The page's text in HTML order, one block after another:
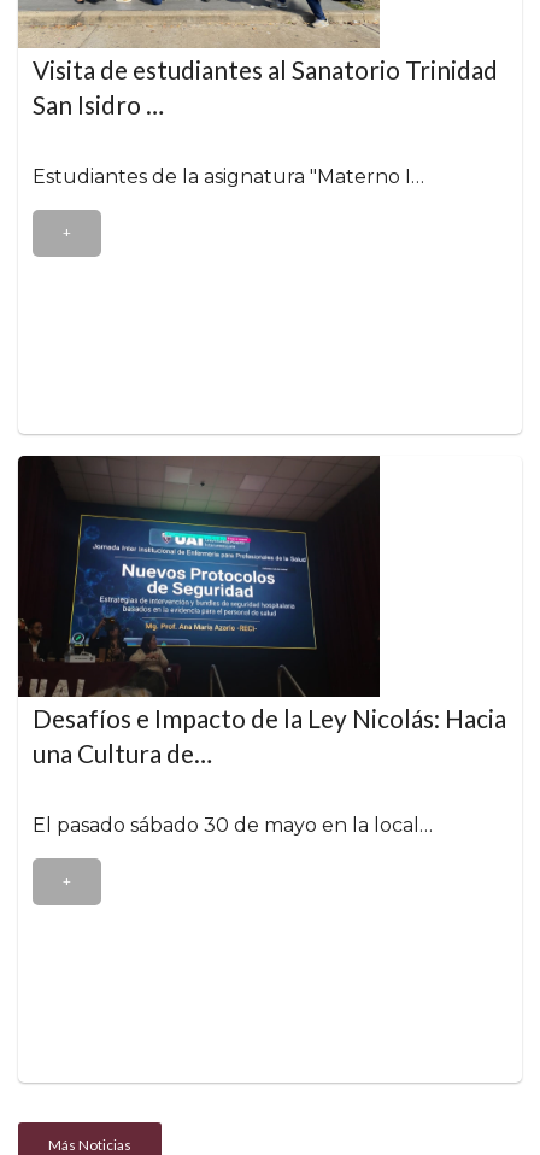
Visita de estudiantes al Sanatorio Trinidad
San Isidro …
Estudiantes de la asignatura "Materno I…
+
Desafíos e Impacto de la Ley Nicolás: Hacia
una Cultura de…
El pasado sábado 30 de mayo en la local…
+
Más Noticias